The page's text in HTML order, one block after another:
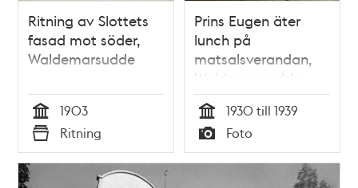
Ritning av Slottets
fasad mot söder,
Waldemarsudde
Tid
1903
Typ
Ritning
Prins Eugen äter
lunch på
matsalsverandan,
Waldemarsudde
Tid
1930 till 1939
Typ
Foto